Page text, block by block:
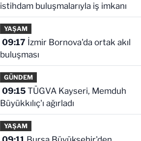
istihdam buluşmalarıyla iş imkanı
YAŞAM
09:17
buluşması
GÜNDEM
09:15TÜGVA Kayseri, Memduh
Büyükkılıç'ı ağırladı
YAŞAM